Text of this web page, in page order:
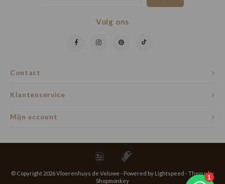
Contact
Volg ons
Klantenservice
Mijn account
© Copyright 2026 Vloerenhuys de Veluwe - Powered by Lightspeed - Theme by
Shopmonkey